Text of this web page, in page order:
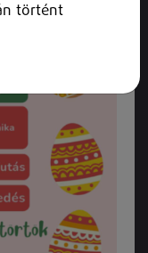
történt